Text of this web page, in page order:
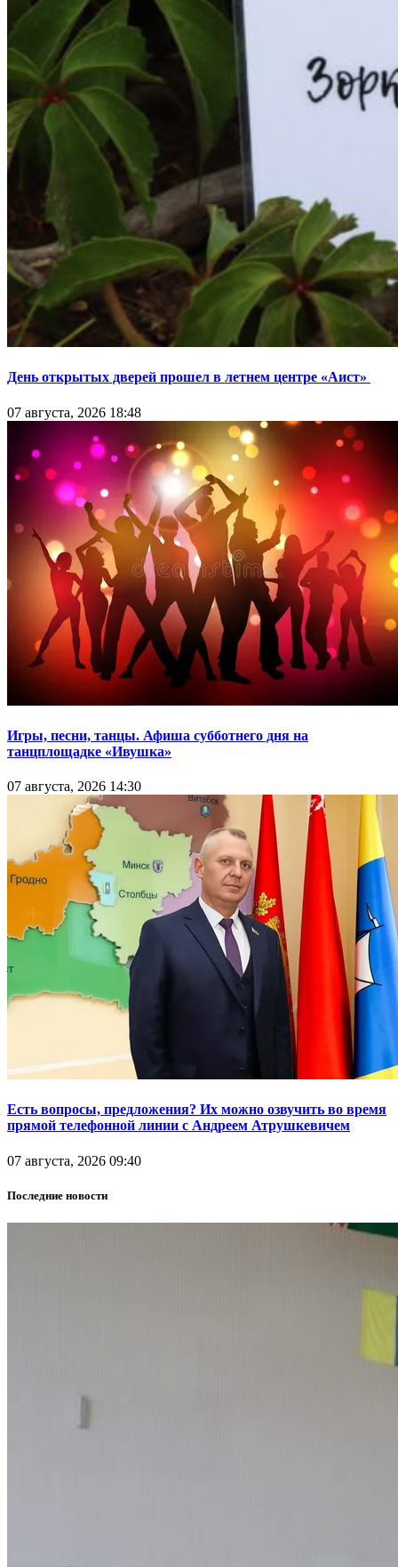
День открытых дверей прошел в летнем центре «Аист»
07 августа, 2026 18:48
Игры, песни, танцы. Афиша субботнего дня на
танцплощадке «Ивушка»
07 августа, 2026 14:30
Есть вопросы, предложения? Их можно озвучить во время
прямой телефонной линии с Андреем Атрушкевичем
07 августа, 2026 09:40
Последние новости